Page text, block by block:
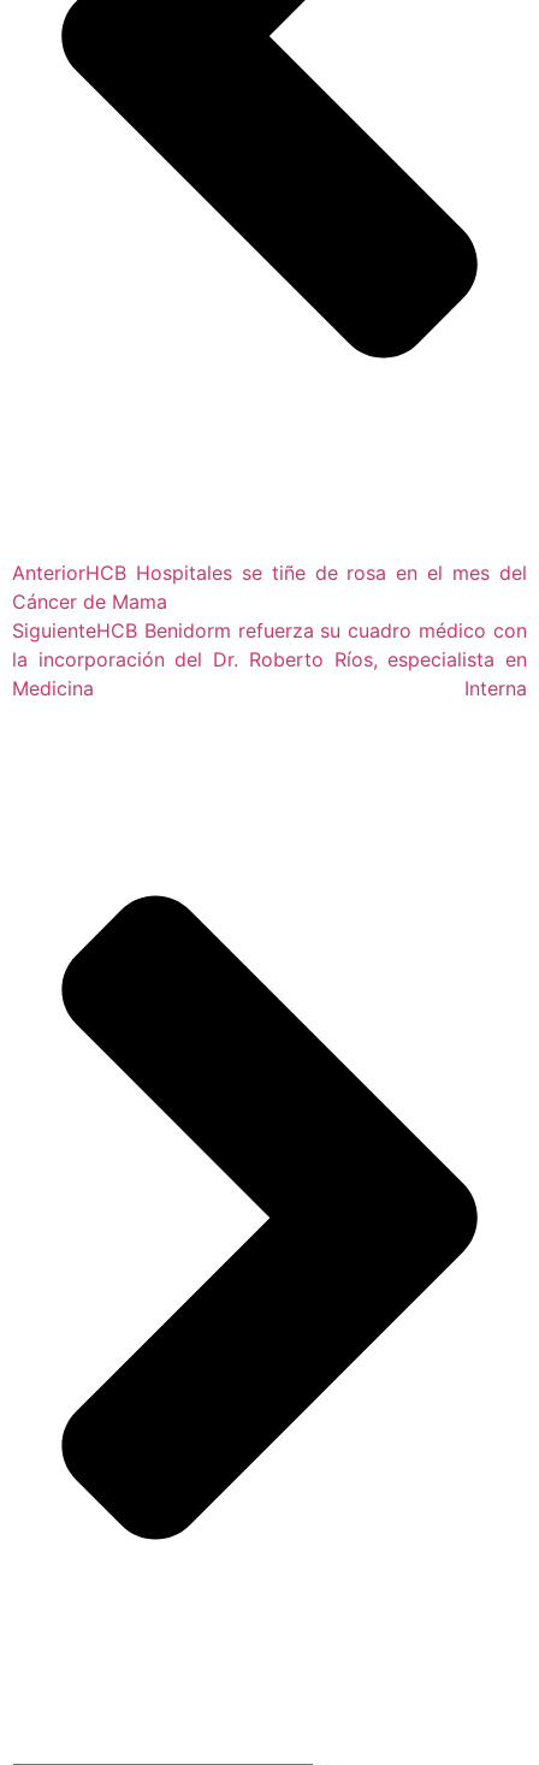
AnteriorHCB Hospitales se tiñe de rosa en el mes del
Cáncer de Mama
SiguienteHCB Benidorm refuerza su cuadro médico con
la incorporación del Dr. Roberto Ríos, especialista en
Medicina Interna